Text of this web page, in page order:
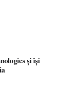
și își